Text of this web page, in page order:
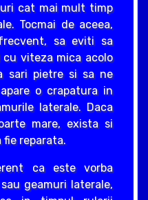
cat mai mult timp
Tocmai de aceea,
sa eviti sa
viteza mica acolo
sari pietre si sa ne
o crapatura in
laterale. Daca
mare, exista si
fie reparata.
ca este vorba
geamuri laterale,